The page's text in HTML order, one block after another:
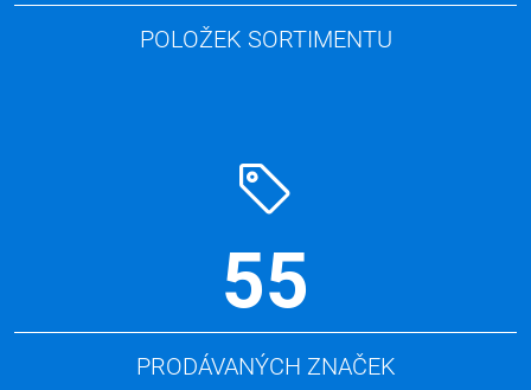
POLOŽEK SORTIMENTU
55
PRODÁVANÝCH ZNAČEK